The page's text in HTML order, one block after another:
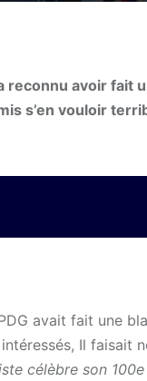
reconnu avoir fait
s’en vouloir
avait fait une
Il faisait
célèbre son 100e